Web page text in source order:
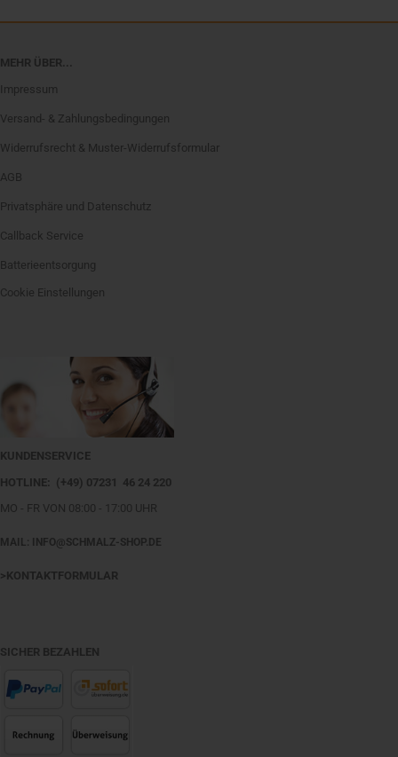
MEHR ÜBER...
Impressum
Versand- & Zahlungsbedingungen
Widerrufsrecht & Muster-Widerrufsformular
AGB
Privatsphäre und Datenschutz
Callback Service
Batterieentsorgung
Cookie Einstellungen
KUNDENSERVICE
HOTLINE: (+49) 07231 46 24 220
MO - FR VON 08:00 - 17:00 UHR
MAIL: INFO@SCHMALZ-SHOP.DE
>KONTAKTFORMULAR
SICHER BEZAHLEN